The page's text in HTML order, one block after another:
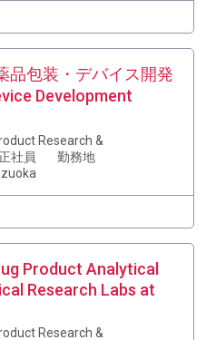
品包装・デバイス開発
Development
Research &
正社員
勤務地
Product Analytical
Research Labs at
Research &